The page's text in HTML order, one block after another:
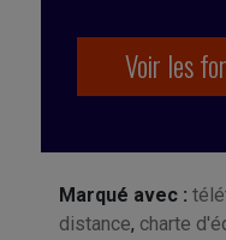
Voir les
Marqué avec :
distance, charte